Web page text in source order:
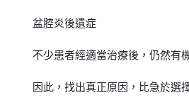
盆腔炎後遺症
不少患者經適當治療後，仍然有
因此，找出真正原因，比急於選